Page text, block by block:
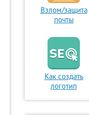
Взлом/защита
почты
Как создать
логотип